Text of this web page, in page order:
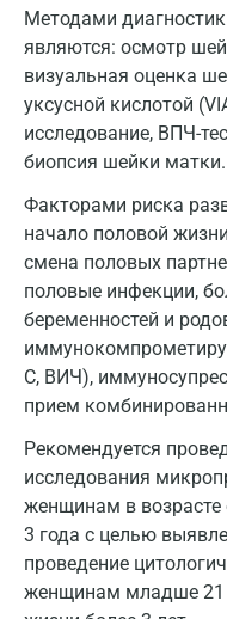
Методами
являются: осмотр
визуальная оценка
уксусной кислотой
исследование, ВПЧ-
биопсия шейки матки.
Факторами риска
начало половой
смена половых
половые инфекции,
беременностей и
С, ВИЧ),
прием
Рекомендуется
исследования
женщинам в возрасте
3 года с целью
проведение
женщинам младше 21
Домодедово
Екатеринбург
Жуковский
Звенигород
Зеленоград
Иваново
Ивантеевка
Ижевск
Истра
Йошкар-Ола
Калининград
Калуга
Кемерово